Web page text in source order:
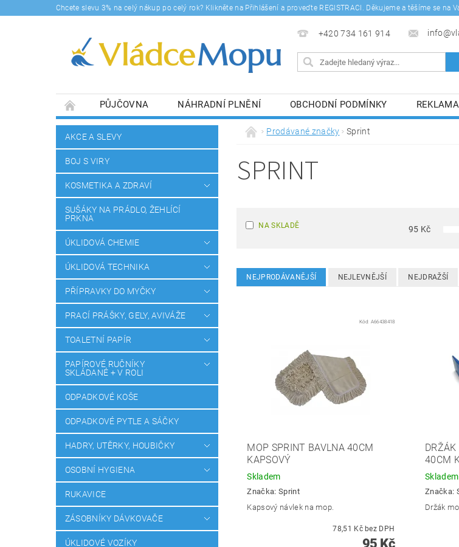
Chcete slevu 3% na celý nákup po celý rok? Klikněte na Přihlášení a proveďte REGISTRACI. Děkujeme a těšíme se na
+420 734 161 914
PŮJČOVNA NÁHRADNÍ PLNĚNÍ OBCHODNÍ PODMÍNKY
DOPRAVY A PLATBA
BLOG SOUHLASÍM SE ZPRACOVÁNÍM OSOBNÍCH ÚDAJŮ.
AKCE A SLEVY
BOJ S VIRY
KOSMETIKA A ZDRAVÍ
SUŠÁKY NA PRÁDLO, ŽEHLÍCÍ
PRKNA
ÚKLIDOVÁ CHEMIE
ÚKLIDOVÁ TECHNIKA
PŘÍPRAVKY DO MYČKY
PRACÍ PRÁŠKY, GELY, AVIVÁŽE
TOALETNÍ PAPÍR
PAPÍROVÉ RUČNÍKY
SKLÁDANÉ + V ROLI
ODPADKOVÉ KOŠE
ODPADKOVÉ PYTLE A SÁČKY
HADRY, UTĚRKY, HOUBIČKY
OSOBNÍ HYGIENA
RUKAVICE
ZÁSOBNÍKY DÁVKOVAČE
ÚKLIDOVÉ VOZÍKY
Prodávané značky Sprint
SPRINT
NA SKLADĚ 95 Kč
NEJPRODÁVANĚJŠÍ NEJLEVNĚJŠÍ NEJDRAŽŠÍ
Kód: A66438418
MOP SPRINT BAVLNA 40CM
KAPSOVÝ
Skladem
Značka: Sprint
Kapsový návlek na mop.
78,51 Kč bez DPH
95 Kč
40CM
Skladem
Značka:
Držák